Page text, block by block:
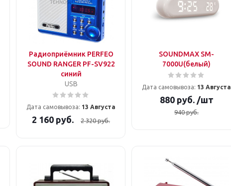
Радиоприёмник PERFEO
SOUND RANGER PF-SV922
синий
USB
Дата самовывоза: 13 Августа
2 160 руб. 2 320руб.
SOUNDMAX SM-
7000U(белый)
Дата самовывоза: 13 Августа
880руб. /шт
940руб.